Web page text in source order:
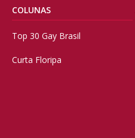
COLUNAS
Top 30 Gay Brasil
Curta Floripa